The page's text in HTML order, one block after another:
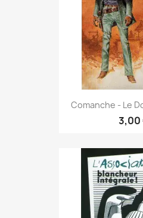
Comanche - Le
3,00